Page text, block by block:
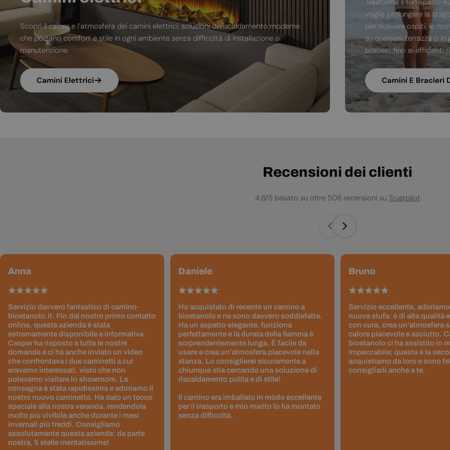
Scopri il calore e l’atmosfera dei camini elettrici: soluzioni di riscaldamento moderne
che portano comfort e stile in ogni ambiente senza difficoltà di installazione o
manutenzione.
Camini Elettrici
Trasforma il tuo spazio
voglia prolungare la
per ricevere ospiti, le
su qualsiasi terrazza o
bracieri, fino ai efficienti
Camini E Bracieri
Recensioni dei clienti
4,6/5 basato su oltre 508 recensioni su Trustpilot
Anna
Servizio davvero fantastico di camino-
bioetanolo.it. Fin dal nostro primo contatto
online, questa azienda è stata
estremamente disponibile e informativa.
Casper ha risposto a tutte le nostre
domande e ci ha anche inviato un video
che confrontava i due caminetti a cui
eravamo interessati, visto che non
potevamo visitare lo showroom. La
consegna è stata rapidissima e adoriamo il
nostro nuovo caminetto. Ha dato un tocco
speciale alla nostra veranda, rendendola
molto più vivibile anche durante i mesi
invernali più freddi. Consigliamo
assolutamente questa azienda: da parte
nostra, 5 stelle meritatissime!
Daniele
Ho acquistato di recente un camino a
bioetanolo e ne sono davvero soddisfatta.
Ha un aspetto elegante, funziona
perfettamente e la durata della fiamma è
sorprendentemente lunga. È facile da
usare e crea un’atmosfera piacevole nella
stanza. Lo consiglierei sicuramente a
chiunque stia cercando una soluzione di
riscaldamento pulita e di stile!
Il camino era imballato in modo eccellente
per il trasporto e mio marito lo ha montato
senza difficoltà.
Bruno
Servizio eccellente,
nuova stufa: è di alta qualità
con cura, crea un’atmosfera
calore piacevole e asciutto.
bioetanolo ci ha assistito in
impeccabile; questa è la
acquistiamo da loro e sono
consigliarli anche a te.